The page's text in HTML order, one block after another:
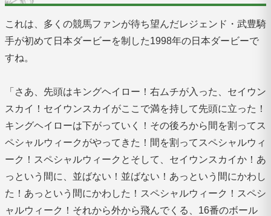
これは、多くの競馬ファンが待ち望んだレジェンド・武豊騎
手が初めて日本ダービーを制した1998年の日本ダービーで
すね。
「さあ、先頭はキングヘイロー！右ムチが入った、セイウン
スカイ！セイウンスカイがここで満を持して先頭に立った！
キングヘイローは下がっていく！その後ろから間を割ってス
ペシャルウィークがやってきた！間を割ってスペシャルウィ
ーク！スペシャルウィークとそして、セイウンスカイか！あ
っという間に、並ばない！並ばない！あっという間にかわし
た！あっという間にかわした！スペシャルウィーク！スペシ
ャルウィーク！それから外から飛んでくる、16番のボール